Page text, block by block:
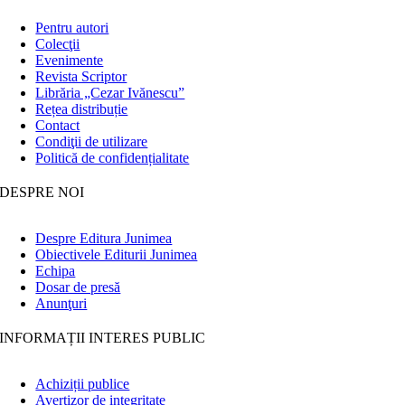
Pentru autori
Colecţii
Evenimente
Revista Scriptor
Librăria „Cezar Ivănescu”
Rețea distribuție
Contact
Condiţii de utilizare
Politică de confidențialitate
DESPRE NOI
Despre Editura Junimea
Obiectivele Editurii Junimea
Echipa
Dosar de presă
Anunţuri
INFORMAȚII INTERES PUBLIC
Achiziții publice
Avertizor de integritate